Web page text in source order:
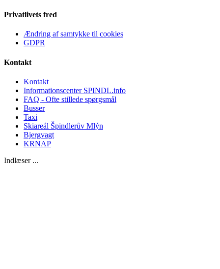
Privatlivets fred
Ændring af samtykke til cookies
GDPR
Kontakt
Kontakt
Informationscenter SPINDL.info
FAQ - Ofte stillede spørgsmål
Busser
Taxi
Skiareál Špindlerův Mlýn
Bjergvagt
KRNAP
Indlæser ...